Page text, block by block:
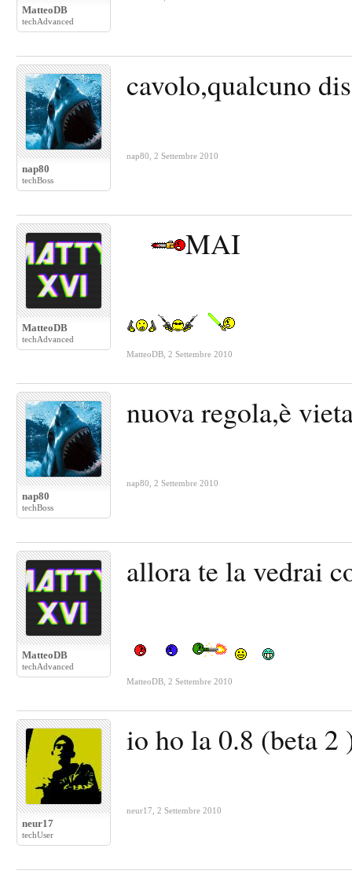
MatteoDB
techAdvanced
nap80
techBoss
cavolo,qualcuno
nap80 2 Settembre 2010
MatteoDB
techAdvanced
MAI
MatteoDB 2 Settembre 2010
nap80
techBoss
nuova regola,è
nap80 2 Settembre 2010
MatteoDB
techAdvanced
allora te la vedrai
MatteoDB 2 Settembre 2010
neur17
techUser
io ho la 0.8 (beta 2
neur17 2 Settembre 2010